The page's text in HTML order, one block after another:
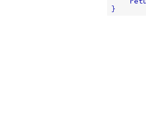
}